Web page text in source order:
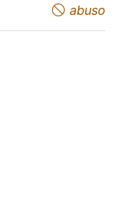
abuso